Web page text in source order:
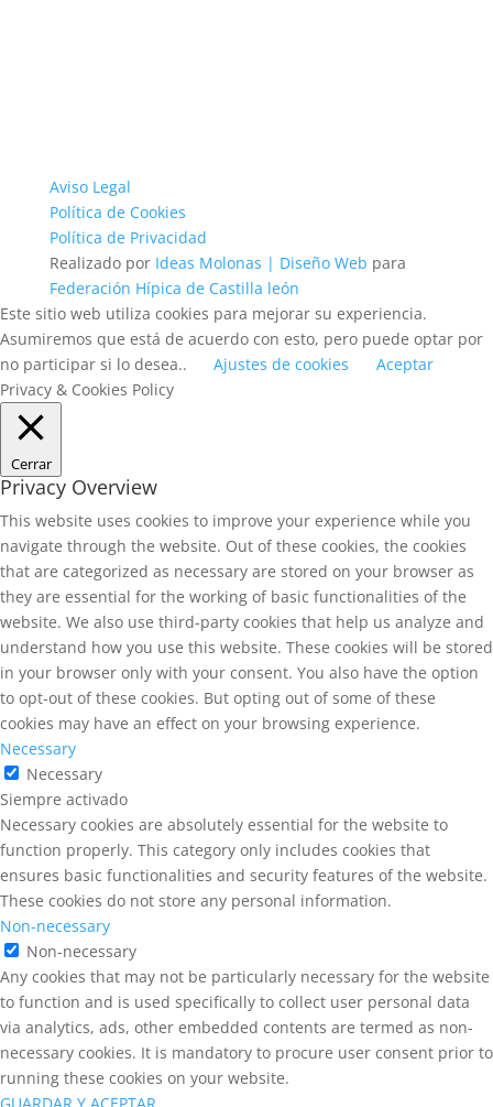
Aviso Legal
Política de Cookies
Política de Privacidad
Realizado por Ideas Molonas | Diseño Web para
Federación Hípica de Castilla león
Este sitio web utiliza cookies para mejorar su experiencia.
Asumiremos que está de acuerdo con esto, pero puede optar por
no participar si lo desea..
Ajustes de cookies
Aceptar
Privacy & Cookies Policy
Cerrar
Privacy Overview
This website uses cookies to improve your experience while you
navigate through the website. Out of these cookies, the cookies
that are categorized as necessary are stored on your browser as
they are essential for the working of basic functionalities of the
website. We also use third-party cookies that help us analyze and
understand how you use this website. These cookies will be stored
in your browser only with your consent. You also have the option
to opt-out of these cookies. But opting out of some of these
cookies may have an effect on your browsing experience.
Necessary
Necessary
Siempre activado
Necessary cookies are absolutely essential for the website to
function properly. This category only includes cookies that
ensures basic functionalities and security features of the website.
These cookies do not store any personal information.
Non-necessary
Non-necessary
Any cookies that may not be particularly necessary for the website
to function and is used specifically to collect user personal data
via analytics, ads, other embedded contents are termed as non-
necessary cookies. It is mandatory to procure user consent prior to
running these cookies on your website.